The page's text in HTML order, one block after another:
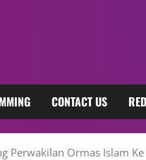
CONTACT US
Perwakilan Ormas Islam Ke